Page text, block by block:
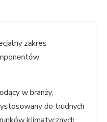
zakres
w branży,
do trudnych